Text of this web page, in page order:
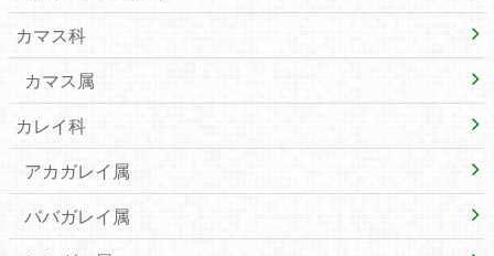
カマス科
カマス属
カレイ科
アカガレイ属
ババガレイ属